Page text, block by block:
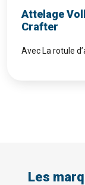
Attelage
Crafter
Avec La rotule
Les